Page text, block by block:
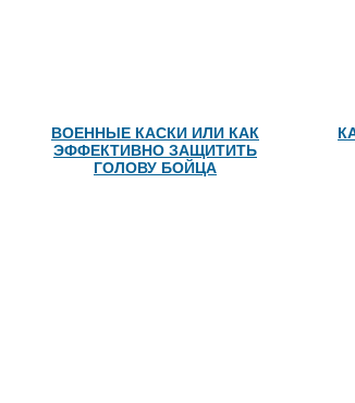
ВОЕННЫЕ КАСКИ ИЛИ КАК
ЭФФЕКТИВНО ЗАЩИТИТЬ
ГОЛОВУ БОЙЦА